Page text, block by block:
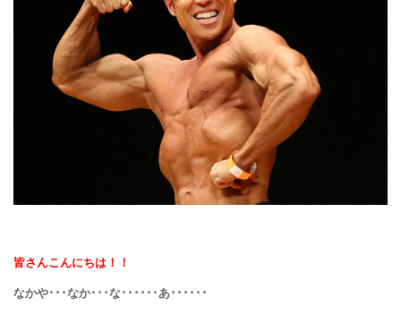
皆さんこんにちは！！
なかや･･･なか･･･な･･････あ･･････